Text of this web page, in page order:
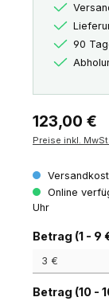
90
Regulärer Preis:
123,00 €
Preise inkl.
Online
Uhr
Betrag (1 - 9
Betrag (10 -